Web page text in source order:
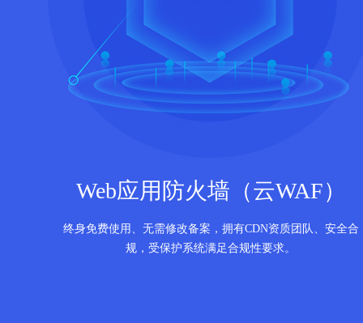
Web应用防火墙（云WAF）
终身免费使用、无需修改备案，拥有CDN资质团队、安全合
规，受保护系统满足合规性要求。